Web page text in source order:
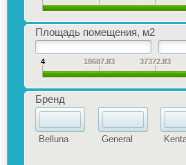
Площадь помещения, м2
4 18687.83 37372.83
Бренд
Belluna General